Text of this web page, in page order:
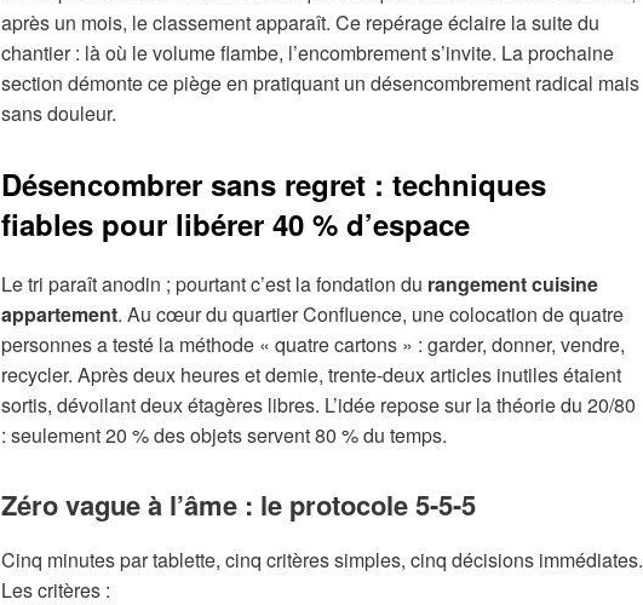
après un mois, le classement apparaît. Ce repérage éclaire la suite du
chantier : là où le volume flambe, l’encombrement s’invite. La prochaine
section démonte ce piège en pratiquant un désencombrement radical mais
sans douleur.
Désencombrer sans regret : techniques
fiables pour libérer 40 % d’espace
Le tri paraît anodin ; pourtant c’est la fondation du rangement cuisine
appartement. Au cœur du quartier Confluence, une colocation de quatre
personnes a testé la méthode « quatre cartons » : garder, donner, vendre,
recycler. Après deux heures et demie, trente-deux articles inutiles étaient
sortis, dévoilant deux étagères libres. L’idée repose sur la théorie du 20/80
: seulement 20 % des objets servent 80 % du temps.
Zéro vague à l’âme : le protocole 5-5-5
Cinq minutes par tablette, cinq critères simples, cinq décisions immédiates.
Les critères :